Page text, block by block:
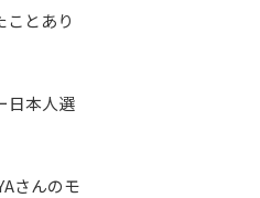
ことあり
日本人選
さんのモ